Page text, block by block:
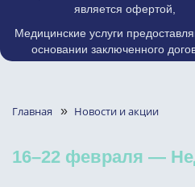
является офертой,
Медицинские услуги
основании заключенного
Главная » Новости и акции
16–22 февраля —